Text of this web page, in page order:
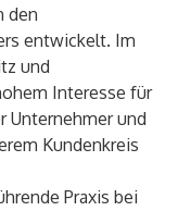
den
entwickelt. Im
und
Interesse für
Unternehmer und
Kundenkreis
Praxis bei